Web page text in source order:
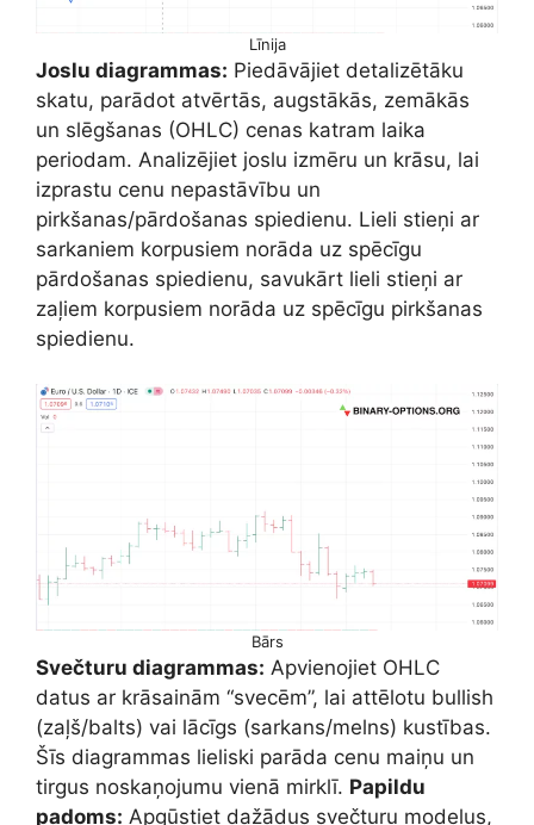
Līnija
Joslu diagrammas: Piedāvājiet detalizētāku
skatu, parādot atvērtās, augstākās, zemākās
un slēgšanas (OHLC) cenas katram laika
periodam. Analizējiet joslu izmēru un krāsu, lai
izprastu cenu nepastāvību un
pirkšanas/pārdošanas spiedienu. Lieli stieņi ar
sarkaniem korpusiem norāda uz spēcīgu
pārdošanas spiedienu, savukārt lieli stieņi ar
zaļiem korpusiem norāda uz spēcīgu pirkšanas
spiedienu.
Bārs
Svečturu diagrammas: Apvienojiet OHLC
datus ar krāsainām “svecēm”, lai attēlotu bullish
(zaļš/balts) vai lācīgs (sarkans/melns) kustības.
Šīs diagrammas lieliski parāda cenu maiņu un
tirgus noskaņojumu vienā mirklī. Papildu
padoms: Apgūstiet dažādus svečturu modeļus,